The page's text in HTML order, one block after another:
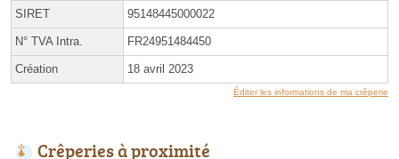
SIRET 95148445000022
N° TVA Intra. FR24951484450
Création 18 avril 2023
Éditer les informations de ma crêperie
Crêperies à proximité